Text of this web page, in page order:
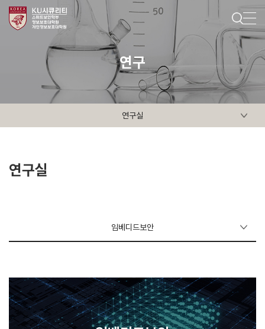
연구
연구실
연구실
임베디드보안